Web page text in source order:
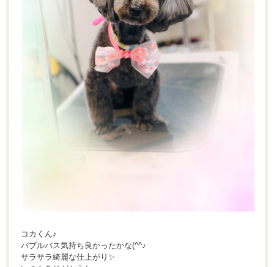
コカくん♪
バブルバス気持ち良かったかな(^^♪
サラサラ綺麗な仕上がり✨